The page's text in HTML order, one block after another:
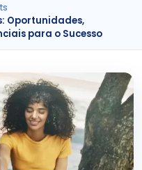
Oportunidades,
para o Sucesso